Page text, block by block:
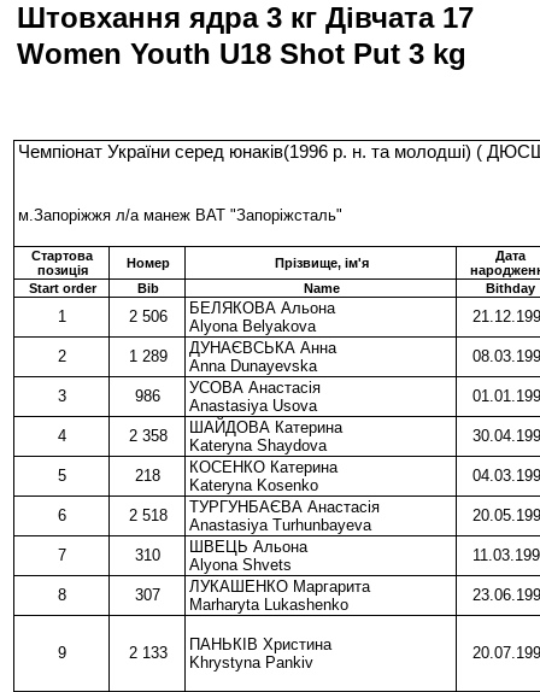
Штовхання ядра 3 кг Дівчата 17
Women Youth U18 Shot Put 3 kg
Чемпіонат України серед юнаків(1996 р. н. та молодші) (
м.Запоріжжя л/а манеж ВАТ "Запоріжсталь"
Стартова
позиція
Номер Прізвище, ім'я
Дата
Start order
Bib Name Bithday
1 2 506
БЕЛЯКОВА Альона
Alyona Belyakova
2 1 289
ДУНАЄВСЬКА Анна
Anna Dunayevska
3 986
УСОВА Анастасія
Anastasiya Usova
4 2 358
ШАЙДОВА Катерина
Kateryna Shaydova
5 218
КОСЕНКО Катерина
Kateryna Kosenko
6 2 518
ТУРГУНБАЄВА Анастасія
Anastasiya Turhunbayeva
7 310
ШВЕЦЬ Альона
Alyona Shvets
8 307
ЛУКАШЕНКО Маргарита
Marharyta Lukashenko
9 2 133
ПАНЬКІВ Христина
Khrystyna Pankiv